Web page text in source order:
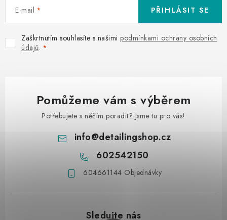
E-mail
Zaškrtnutím souhlasíte s našimi podmínkami ochrany osobních
údajů.
PŘIHLÁSIT SE
Pomůžeme vám s výběrem
Potřebujete s něčím poradit? Jsme tu pro vás!
info@detailingshop.cz
602542150
604661144 Objednávky